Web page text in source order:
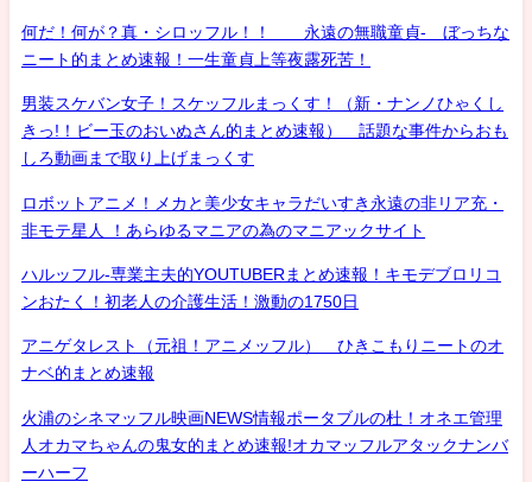
何だ！何が？真・シロッフル！！ 永遠の無職童貞- ぼっちな
ニート的まとめ速報！一生童貞上等夜露死苦！
男装スケバン女子！スケッフルまっくす！（新・ナンノひゃくし
きっ!！ビー玉のおいぬさん的まとめ速報） 話題な事件からおも
しろ動画まで取り上げまっくす
ロボットアニメ！メカと美少女キャラだいすき永遠の非リア充・
非モテ星人 ！あらゆるマニアの為のマニアックサイト
ハルッフル-専業主夫的YOUTUBERまとめ速報！キモデブロリコ
ンおたく！初老人の介護生活！激動の1750日
アニゲタレスト（元祖！アニメッフル） ひきこもりニートのオ
ナベ的まとめ速報
火浦のシネマッフル映画NEWS情報ポータブルの杜！オネエ管理
人オカマちゃんの鬼女的まとめ速報!オカマッフルアタックナンバ
ーハーフ